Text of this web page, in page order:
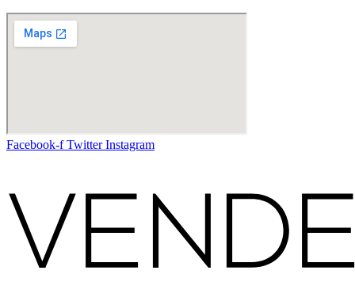
Facebook-f Twitter Instagram